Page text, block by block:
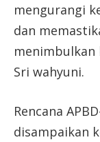
mengurangi
dan
menimbulkan
Sri wahyuni.
Rencana
disampaikan